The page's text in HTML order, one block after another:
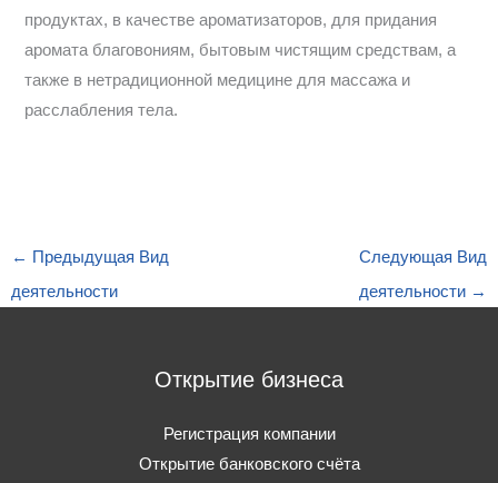
продуктах, в качестве ароматизаторов, для придания
аромата благовониям, бытовым чистящим средствам, а
также в нетрадиционной медицине для массажа и
расслабления тела.
← Предыдущая Вид
деятельности
Следующая Вид
деятельности →
Открытие бизнеса
Регистрация компании
Открытие банковского счёта